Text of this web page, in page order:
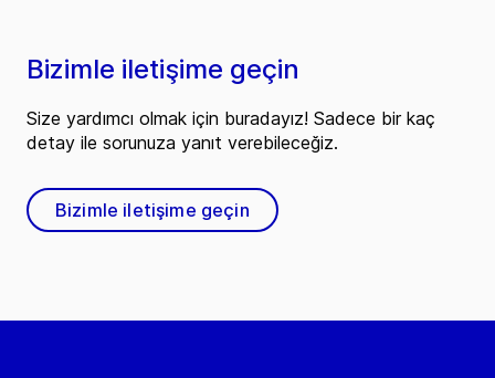
Bizimle iletişime geçin
Size yardımcı olmak için buradayız! Sadece bir kaç
detay ile sorunuza yanıt verebileceğiz.
Bizimle iletişime geçin